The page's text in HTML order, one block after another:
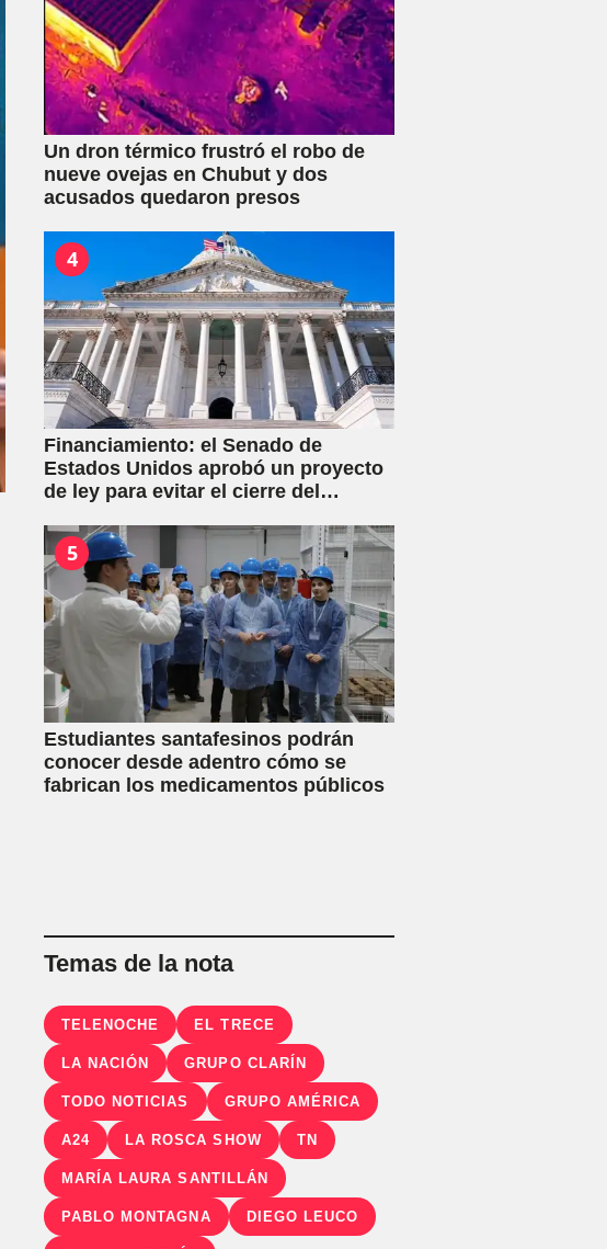
Un dron térmico frustró el robo de
nueve ovejas en Chubut y dos
acusados quedaron presos
4
Financiamiento: el Senado de
Estados Unidos aprobó un proyecto
de ley para evitar el cierre del
5
Estudiantes santafesinos podrán
conocer desde adentro cómo se
fabrican los medicamentos públicos
Temas de la nota
TELENOCHE EL TRECE
LA NACIÓN GRUPO CLARÍN
TODO NOTICIAS GRUPO AMÉRICA
A24 LA ROSCA SHOW TN
MARÍA LAURA SANTILLÁN
PABLO MONTAGNA DIEGO LEUCO